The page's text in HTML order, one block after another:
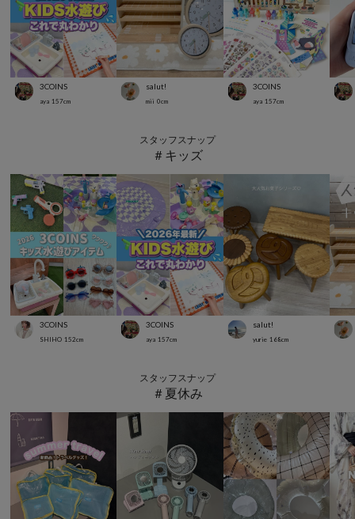
3COINS
aya 157cm
salut!
mii 0cm
3COINS
aya 157cm
スタッフスナップ
＃キッズ
3COINS
SHIHO 152cm
3COINS
aya 157cm
salut!
yurie 168cm
スタッフスナップ
＃夏休み